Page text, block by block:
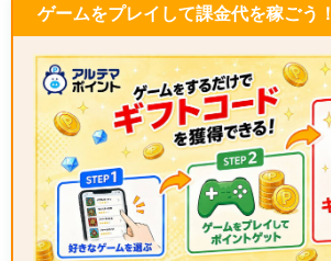
ゲームをプレイして課金代を稼ごう！